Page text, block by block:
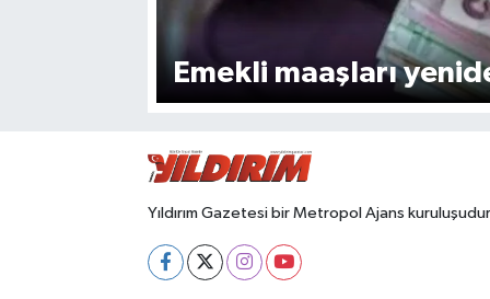
Emekli maaşları
Yıldırım Gazetesi bir Metropol Ajans